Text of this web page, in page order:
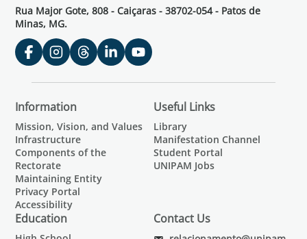
Rua Major Gote, 808 - Caiçaras - 38702-054 - Patos de
Minas, MG.
Information
Mission, Vision, and Values
Infrastructure
Components of the
Rectorate
Maintaining Entity
Privacy Portal
Accessibility
Useful Links
Library
Manifestation Channel
Student Portal
UNIPAM Jobs
Education Contact Us